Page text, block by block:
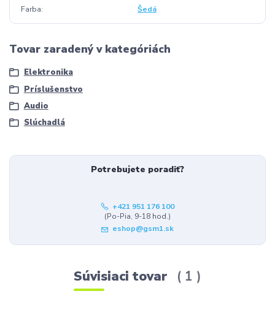
Farba Šedá
Tovar zaradený v kategóriách
Elektronika
Príslušenstvo
Audio
Slúchadlá
Potrebujete poradiť?
+421 951 176 100
(Po-Pia, 9-18 hod.)
eshop@gsm1.sk
Súvisiaci tovar 1